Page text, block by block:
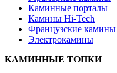
Каминные порталы
Камины Hi-Tech
Французские камины
Электрокамины
КАМИННЫЕ ТОПКИ